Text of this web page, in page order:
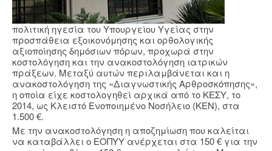
πολιτική ηγεσία του Υπουργείου Υγείας στην
προσπάθεια εξοικονόμησης και ορθολογικής
αξιοποίησης δημόσιων πόρων, προχωρά στην
κοστολόγηση και την ανακοστολόγηση ιατρικών
πράξεων. Μεταξύ αυτών περιλαμβάνεται και η
ανακοστολόγηση της «Διαγνωστικής Αρθροσκόπησης»,
η οποία είχε κοστολογηθεί αρχικά από το ΚΕΣΥ, το
2014, ως Κλειστό Ενοποιημένο Νοσήλειο (ΚΕΝ), στα
1.500 €.
Με την ανακοστολόγηση η αποζημίωση που καλείται
να καταβάλλει ο ΕΟΠΥΥ ανέρχεται στα 150 € για την